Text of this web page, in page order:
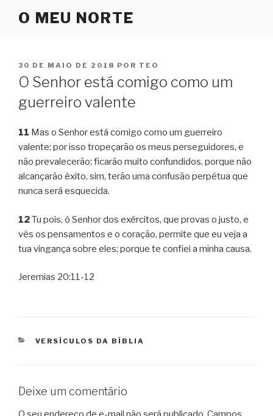
O MEU NORTE
PUBLICADO
EM
30 DE MAIO DE 2018 POR TEO
O Senhor está comigo como um
guerreiro valente
11 Mas o Senhor está comigo como um guerreiro
valente; por isso tropeçarão os meus perseguidores, e
não prevalecerão; ficarão muito confundidos, porque não
alcançarão êxito, sim, terão uma confusão perpétua que
nunca será esquecida.
12Tu pois, ó Senhor dos exércitos, que provas o justo, e
vês os pensamentos e o coração, permite que eu veja a
tua vingança sobre eles; porque te confiei a minha causa.
Jeremias 20:11-12
CATEGORIAS
VERSÍCULOS DA BÍBLIA
Deixe um comentário